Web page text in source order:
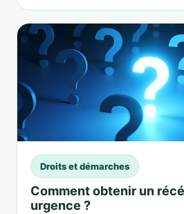
Droits et démarches
Comment obtenir un
urgence ?